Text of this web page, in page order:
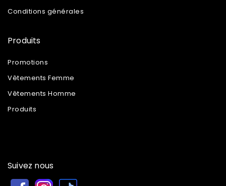
Conditions générales
Produits
Promotions
Vêtements Femme
Vêtements Homme
Produits
Suivez nous